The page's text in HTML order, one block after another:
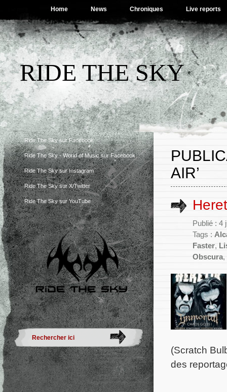
Home News Chroniques Live reports
RIDE THE SKY
Ride The Sky sur Facebook
Ride The Sky - World of Music sur Facebook
Ride The Sky sur Instagram
Ride The Sky sur X/Twitter
Ride The Sky sur YouTube
AIR’
Publié : 4
Tags :
Faster,
Obscura,
(Scratch
des